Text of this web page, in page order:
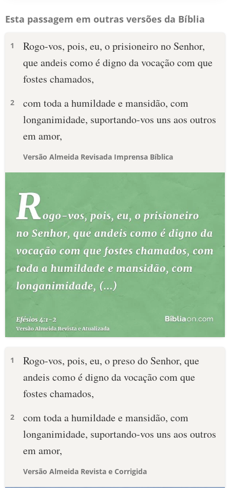
Esta passagem em outras versões da Bíblia
1
Rogo-vos, pois, eu, o prisioneiro no Senhor,
que andeis como é digno da vocação com que
fostes chamados,
2
com toda a humildade e mansidão, com
longanimidade, suportando-vos uns aos outros
em amor,
Versão Almeida Revisada Imprensa Bíblica
1
Rogo-vos, pois, eu, o preso do Senhor, que
andeis como é digno da vocação com que
fostes chamados,
2
com toda a humildade e mansidão, com
longanimidade, suportando-vos uns aos outros
em amor,
Versão Almeida Revista e Corrigida